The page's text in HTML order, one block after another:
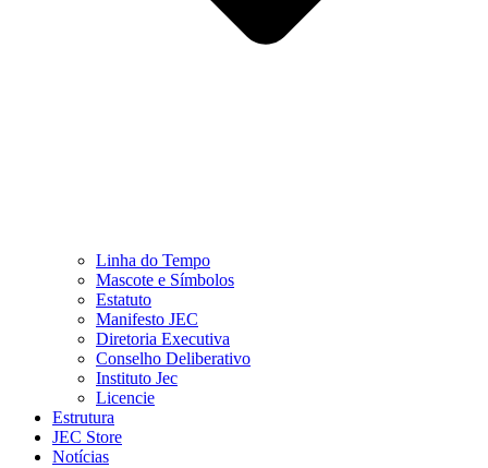
Linha do Tempo
Mascote e Símbolos
Estatuto
Manifesto JEC
Diretoria Executiva
Conselho Deliberativo
Instituto Jec
Licencie
Estrutura
JEC Store
Notícias